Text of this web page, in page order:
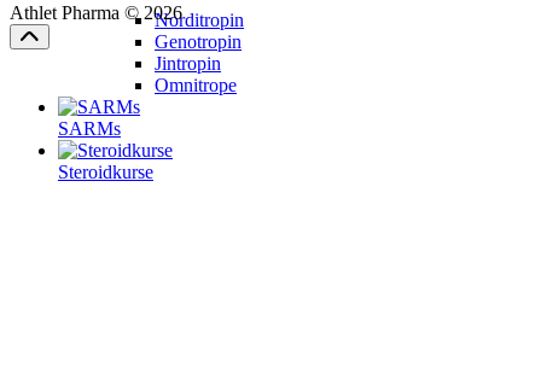
Norditropin
Genotropin
Jintropin
Omnitrope
SARMs
Steroidkurse
Athlet Pharma © 2026